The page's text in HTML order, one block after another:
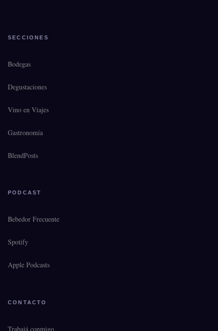
SECCIONES
Bodegas
Degustaciones
Vino en Viajes
Gastronomía
BlendPosts
PODCAST
Bebedor Frecuente
Spotify
Apple Podcasts
CONTACTO
Trabajá conmigo